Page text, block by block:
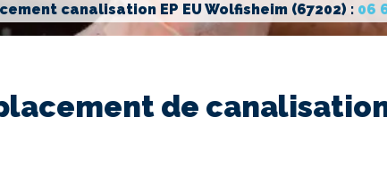
canalisation EP EU Wolfisheim (67202) : 06
de